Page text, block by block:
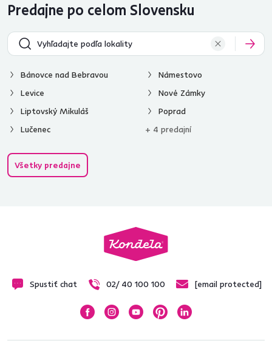
Predajne po celom Slovensku
Bánovce nad Bebravou
Levice
Liptovský Mikuláš
Lučenec
Námestovo
Nové Zámky
Poprad
+ 4 predajní
Všetky predajne
Spustiť chat 02/ 40 100 100 [email protected]